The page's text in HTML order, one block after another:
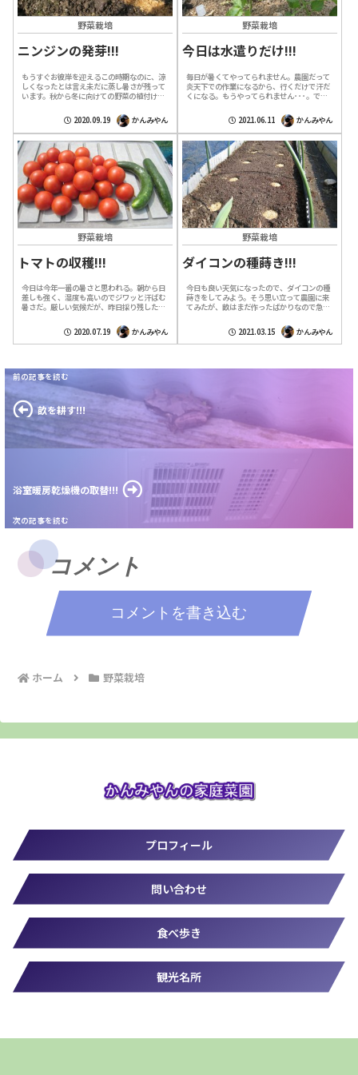
野菜栽培
ニンジンの発芽!!!
もうすぐお彼岸を迎えるこの時期なのに、涼
しくなったとは言え未だに蒸し暑さが残って
います。秋から冬に向けての野菜の植付けが
で大忙しの様です。私も畑の準備が間に合
2020.09.19 かんみやん
野菜栽培
今日は水遣りだけ!!!
毎日が暑くてやってられません。農園だって
炎天下での作業になるから、行くだけで汗だ
くになる。もうやってられません･･･。で
「やってられない」では済まないのです。
2021.06.11 かんみやん
野菜栽培
トマトの収穫!!!
今日は今年一番の暑さと思われる。朝から日
差しも強く、湿度も高いのでジワッと汗ばむ
暑さだ。厳しい気候だが、昨日採り残したト
した。これだけ暑いと農園には誰も来てな
2020.07.19 かんみやん
野菜栽培
ダイコンの種蒔き!!!
今日も良い天気になったので、ダイコンの種
蒔きをしてみよう。そう思い立って農園に来
てみたが、畝はまだ作ったばかりなので急い
らには蒔かずにはいられないのが私の性分
2021.03.15 かんみやん
畝を耕す!!!
浴室暖房乾燥機の取替!!!
コメント
コメントを書き込む
ホーム 野菜栽培
プロフィール
問い合わせ
食べ歩き
観光名所